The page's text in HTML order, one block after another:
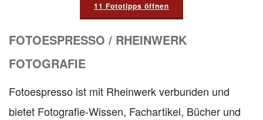
11 Fototipps öffnen
FOTOESPRESSO / RHEINWERK
FOTOGRAFIE
Fotoespresso ist mit Rheinwerk verbunden und
bietet Fotografie-Wissen, Fachartikel, Bücher und